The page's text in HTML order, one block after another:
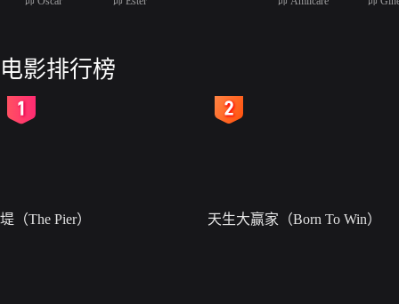
电影排行榜
堤（The Pier） 天生大赢家（Born To Win）